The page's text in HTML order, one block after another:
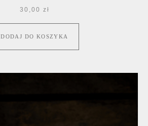
30,00 zł
DODAJ DO KOSZYKA